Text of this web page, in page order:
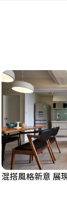
混搭風格新意